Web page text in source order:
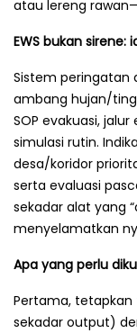
atau lereng
EWS bukan sirene:
Sistem peringatan
ambang hujan/
SOP evakuasi,
simulasi rutin.
desa/koridor
serta evaluasi
sekadar alat yang
menyelamatkan
Apa yang perlu
Pertama, tetapkan
sekadar output)